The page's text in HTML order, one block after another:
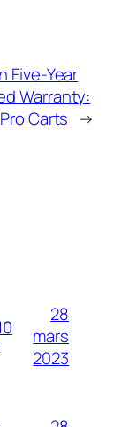
Five-Year
Warranty:
Carts →
28
mars
2023